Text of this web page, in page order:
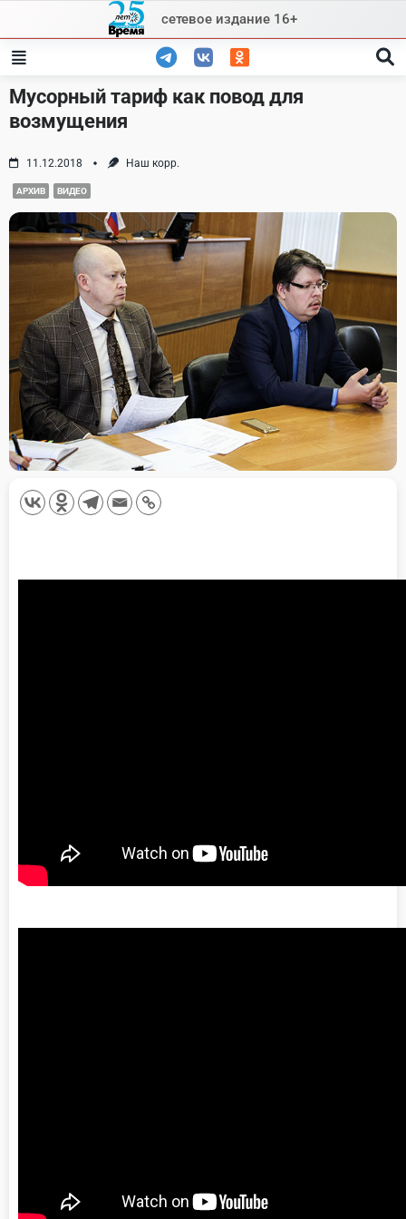
content
сетевое издание 16+
Мусорный тариф как повод для
возмущения
11.12.2018 Наш корр.
АРХИВ ВИДЕО